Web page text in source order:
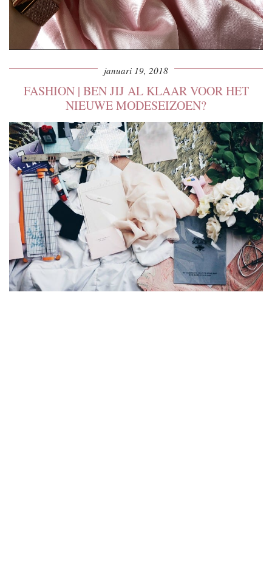
januari 19, 2018
FASHION | BEN JIJ AL KLAAR VOOR HET
NIEUWE MODESEIZOEN?